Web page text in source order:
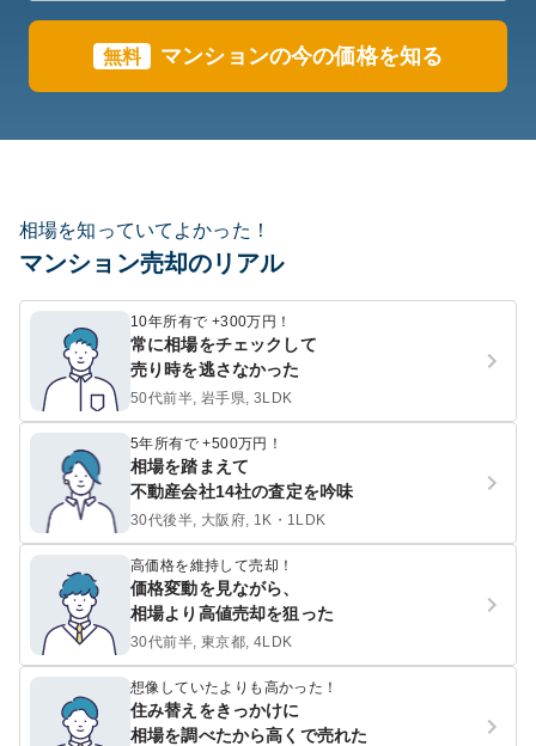
無料 マンションの今の価格を知る
相場を知っていてよかった！
マンション売却のリアル
10年所有で +300万円！
常に相場をチェックして
売り時を逃さなかった
50代前半, 岩手県, 3LDK
5年所有で +500万円！
相場を踏まえて
不動産会社14社の査定を吟味
30代後半, 大阪府, 1K・1LDK
高価格を維持して売却！
価格変動を見ながら、
相場より高値売却を狙った
30代前半, 東京都, 4LDK
想像していたよりも高かった！
住み替えをきっかけに
相場を調べたから高くで売れた